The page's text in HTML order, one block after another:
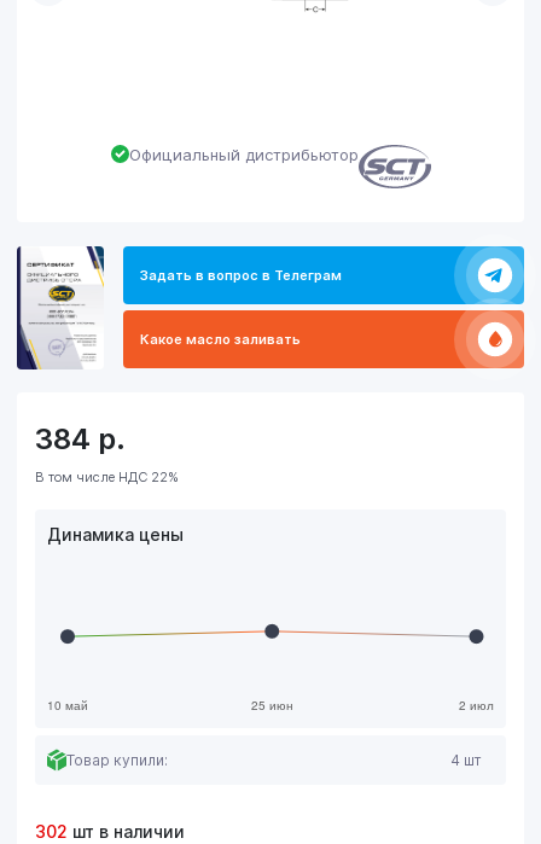
Официальный дистрибьютор
Задать в вопрос в Телеграм
Какое масло заливать
384 р.
В том числе НДС 22%
Динамика цены
Товар купили: 4 шт
302 шт в наличии